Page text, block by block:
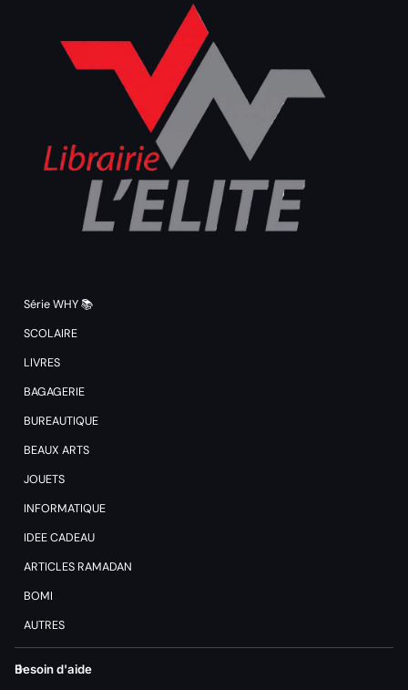
Série WHY 📚
SCOLAIRE
LIVRES
BAGAGERIE
BUREAUTIQUE
BEAUX ARTS
JOUETS
INFORMATIQUE
IDEE CADEAU
ARTICLES RAMADAN
BOMI
AUTRES
Besoin d'aide